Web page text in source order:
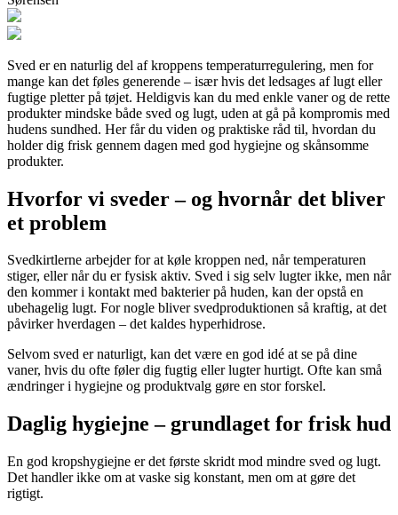
Sved er en naturlig del af kroppens temperaturregulering, men for
mange kan det føles generende – især hvis det ledsages af lugt eller
fugtige pletter på tøjet. Heldigvis kan du med enkle vaner og de rette
produkter mindske både sved og lugt, uden at gå på kompromis med
hudens sundhed. Her får du viden og praktiske råd til, hvordan du
holder dig frisk gennem dagen med god hygiejne og skånsomme
produkter.
Hvorfor vi sveder – og hvornår det bliver
et problem
Svedkirtlerne arbejder for at køle kroppen ned, når temperaturen
stiger, eller når du er fysisk aktiv. Sved i sig selv lugter ikke, men når
den kommer i kontakt med bakterier på huden, kan der opstå en
ubehagelig lugt. For nogle bliver svedproduktionen så kraftig, at det
påvirker hverdagen – det kaldes hyperhidrose.
Selvom sved er naturligt, kan det være en god idé at se på dine
vaner, hvis du ofte føler dig fugtig eller lugter hurtigt. Ofte kan små
ændringer i hygiejne og produktvalg gøre en stor forskel.
Daglig hygiejne – grundlaget for frisk hud
En god kropshygiejne er det første skridt mod mindre sved og lugt.
Det handler ikke om at vaske sig konstant, men om at gøre det
rigtigt.